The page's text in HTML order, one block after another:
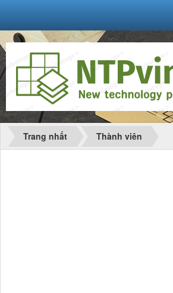
Trang nhất Thành viên